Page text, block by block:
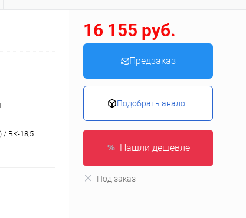
/ ВК-18,5
16 155 руб.
Предзаказ
Подобрать аналог
Нашли дешевле
Под заказ